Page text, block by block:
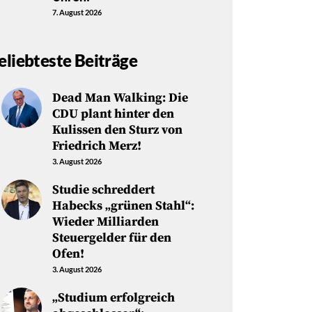
7. August 2026
Beiträge
Dead Man Walking: Die
CDU plant hinter den
Kulissen den Sturz von
Friedrich Merz!
3. August 2026
Studie schreddert
Habecks „grünen Stahl“:
Wieder Milliarden
Steuergelder für den
Ofen!
3. August 2026
„Studium erfolgreich